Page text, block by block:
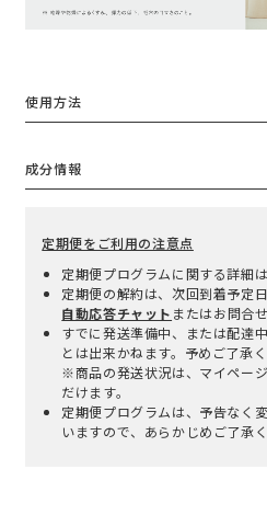
使用方法
成分情報
定期便をご利用の注意点
定期便プログラムに関する詳細は
定期便の解約は、次回到着予定
自動応答チャット またはお問合
すでに発送準備中、または配達
とは出来かねます。予めご了承く
※商品の発送状況は、マイペー
だけます。
定期便プログラムは、予告なく
いますので、あらかじめご了承く